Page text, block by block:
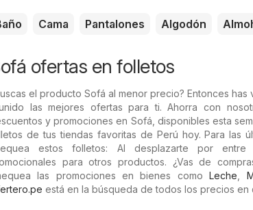
Cama Pantalones Algodón
ofertas en folletos
el producto Sofá al menor precio? Entonces
las mejores ofertas para ti. Ahorra con
y promociones en Sofá, disponibles esta
de tus tiendas favoritas de Perú hoy. Para las
estos folletos: Al desplazarte por
para otros productos. ¿Vas de
las promociones en bienes comoLeche,
está en la búsqueda de todos los precios en